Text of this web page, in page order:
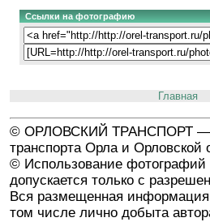
Ссылки на фотографию
Главная
© ОРЛОВСКИЙ ТРАНСПОРТ —
транспорта Орла и Орловской
© Использование фотографий
допускается только с
Вся размещенная информация
том числе лично добыта